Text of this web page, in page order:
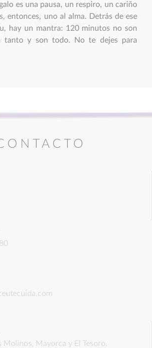
es una pausa, un respiro, un cariño
entonces, uno al alma. Detrás de ese
hay un mantra: 120 minutos no son
tanto y son todo. No te dejes para
Molinos, Mayorca y El Tesoro.